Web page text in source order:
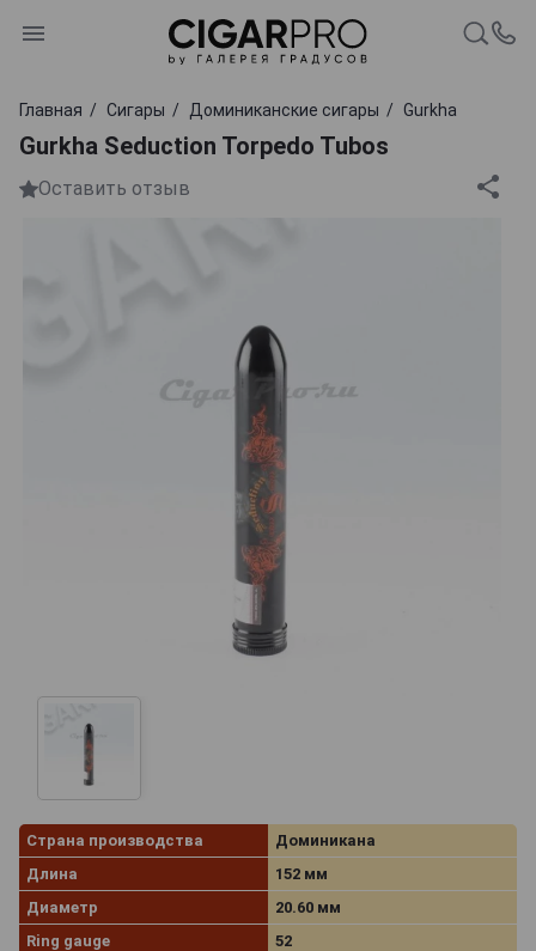
Главная Сигары Доминиканские сигары Gurkha
Gurkha Seduction Torpedo Tubos
Оставить отзыв
Страна производства
Доминикана
Длина
152 мм
Диаметр
20.60 мм
Ring gauge
52